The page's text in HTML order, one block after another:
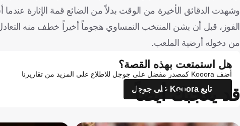
وشهدت الدقائق الأخيرة من الوقت بدلاً من الضائع قمة الإثارة
الفوز، قبل أن يشن المنتخب النمساوي هجوماً أخيراً خطف منه
من دخوله أرضية الملعب.
هل استمتعت بهذه القصة؟
أضف Kooora كمصدر مفضل على جوجل للاطلاع على المزيد من تقاريرنا
تابع Kooora على جوجل
قد يعجبك أيضاً